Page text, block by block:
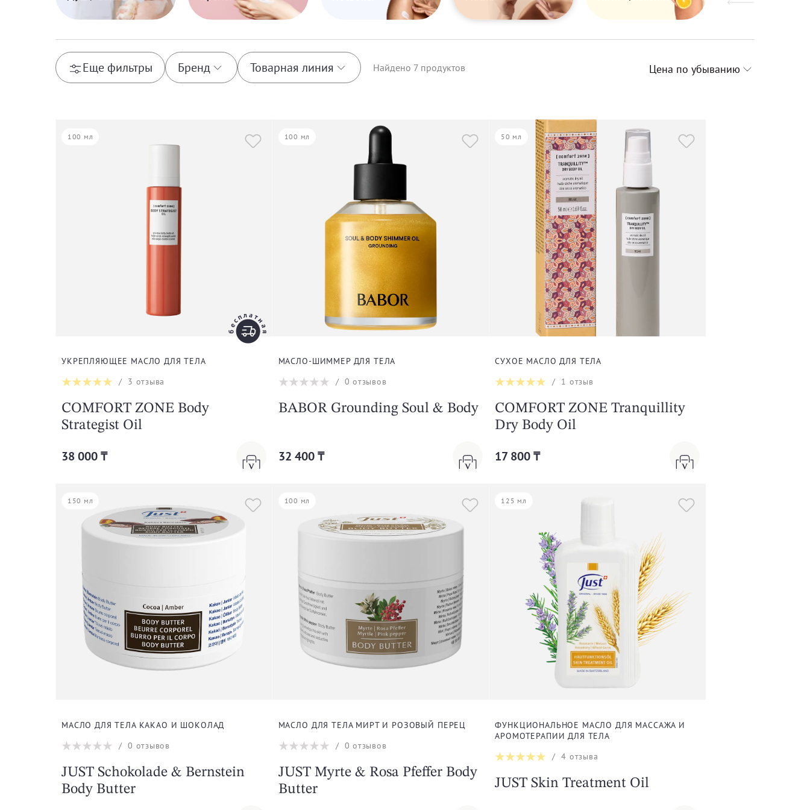
Еще фильтры Бренд
Just
Товарная линия
Body Strategist
Найдено 7 продуктов Цена по убыванию
100 мл
УКРЕПЛЯЮЩЕЕ МАСЛО ДЛЯ ТЕЛА
/ 3 отзыва
COMFORT ZONE Body
Strategist Oil
38 000 ₸
100 мл
МАСЛО-ШИММЕР ДЛЯ ТЕЛА
/ 0 отзывов
BABOR Grounding Soul & Body
32 400 ₸
50 мл
СУХОЕ МАСЛО ДЛЯ ТЕЛА
/ 1 отзыв
COMFORT ZONE Tranquillity
Dry Body Oil
17 800 ₸
150 мл
МАСЛО ДЛЯ ТЕЛА КАКАО И ШОКОЛАД
/0 отзывов
JUST Schokolade & Bernstein
Body Butter
100 мл
МАСЛО ДЛЯ ТЕЛА МИРТ И РОЗОВЫЙ ПЕРЕЦ
/ 0 отзывов
JUST Myrte & Rosa Pfeffer Body
Butter
125 мл
ФУНКЦИОНАЛЬНОЕ МАСЛО ДЛЯ МАССАЖА И
АРОМОТЕРАПИИ ДЛЯ ТЕЛА
/4 отзыва
JUST Skin Treatment Oil